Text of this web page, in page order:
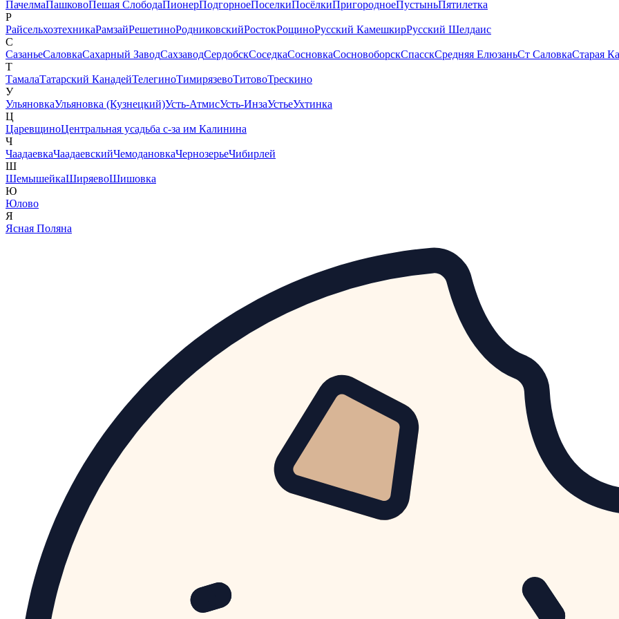
ПачелмаПашковоПешая СлободаПионерПодгорноеПоселкиПосёлкиПригородноеПустыньПятилетка
Р
РайсельхозтехникаРамзайРешетиноРодниковскийРостокРощиноРусский КамешкирРусский Шелдаис
С
СазаньеСаловкаСахарный ЗаводСахзаводСердобскСоседкаСосновкаСосновоборскСпасскСредняя ЕлюзаньСт СаловкаСтарая
Т
ТамалаТатарский КанадейТелегиноТимирязевоТитовоТрескино
У
УльяновкаУльяновка (Кузнецкий)Усть-АтмисУсть-ИнзаУстьеУхтинка
Ц
ЦаревщиноЦентральная усадьба с-за им Калинина
Ч
ЧаадаевкаЧаадаевскийЧемодановкаЧернозерьеЧибирлей
Ш
ШемышейкаШиряевоШишовка
Ю
Юлово
Я
Ясная Поляна